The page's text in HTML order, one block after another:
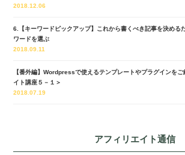
2018.12.06
6.【キーワードピックアップ】これから書くべき記事を決める
ワードを選ぶ
2018.09.11
【番外編】Wordpressで使えるテンプレートやプラグインを
イト講座５－１＞
2018.07.19
アフィリエイト通信